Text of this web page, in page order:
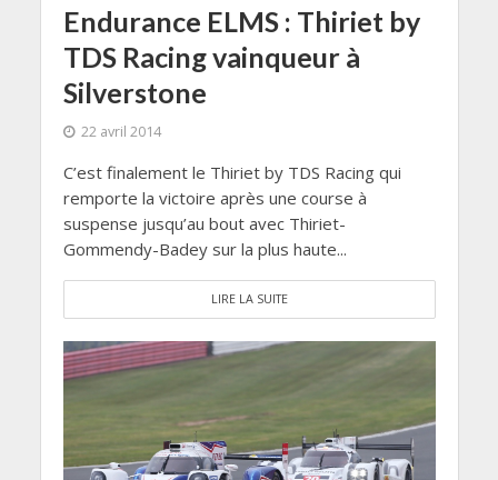
Endurance ELMS : Thiriet by
TDS Racing vainqueur à
Silverstone
22 avril 2014
C’est finalement le Thiriet by TDS Racing qui
remporte la victoire après une course à
suspense jusqu’au bout avec Thiriet-
Gommendy-Badey sur la plus haute...
LIRE LA SUITE